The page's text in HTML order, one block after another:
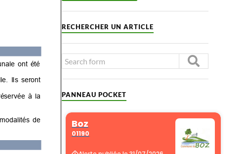
RECHERCHER UN ARTICLE
PANNEAU POCKET